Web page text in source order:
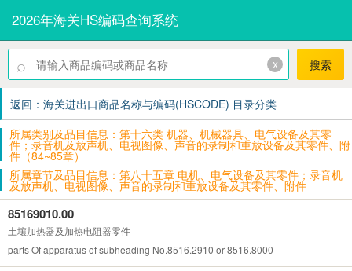
2026年海关HS编码查询系统
⌕ x 搜索
返回：海关进出口商品名称与编码(HSCODE) 目录分类
所属类别及品目信息：第十六类 机器、机械器具、电气设备及其零
件；录音机及放声机、电视图像、声音的录制和重放设备及其零件、附
件（84~85章）
所属章节及品目信息：第八十五章 电机、电气设备及其零件；录音机
及放声机、电视图像、声音的录制和重放设备及其零件、附件
85169010.00
土壤加热器及加热电阻器零件
parts Of apparatus of subheading No.8516.2910 or 8516.8000